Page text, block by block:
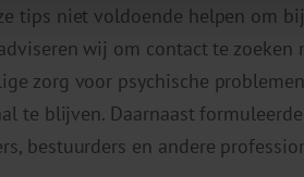
tips niet voldoende helpen om
wij om contact te
zorg voor psychische
te blijven. Daarnaast
bestuurders en andere